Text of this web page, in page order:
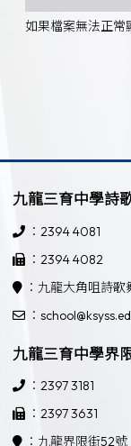
如果檔案無法正常
九龍三育中學詩
：2394 4081
：2394 4082
：九龍大角咀詩歌
：
九龍三育中學界
：2397 3181
：2397 3631
：九龍界限街52號